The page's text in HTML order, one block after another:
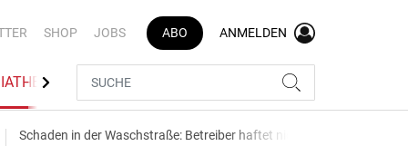
SHOP JOBS ABO ANMELDEN
BRANCHENVERZEICHNIS
Schaden in der Waschstraße: Betreiber haftet nicht